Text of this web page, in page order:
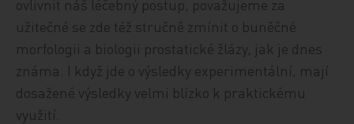
ovlivnit náš léčebný postup, považujeme za
užitečné se zde též stručně zmínit o buněčné
morfologii a biologii prostatické žlázy, jak je dnes
známa. I když jde o výsledky experimentální, mají
dosažené výsledky velmi blízko k praktickému
využití.